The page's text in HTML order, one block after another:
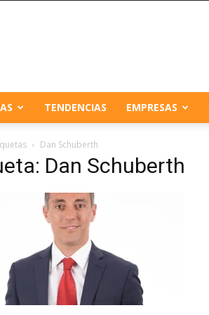
TENDENCIAS EMPRESAS
Dan Schuberth
Dan Schuberth